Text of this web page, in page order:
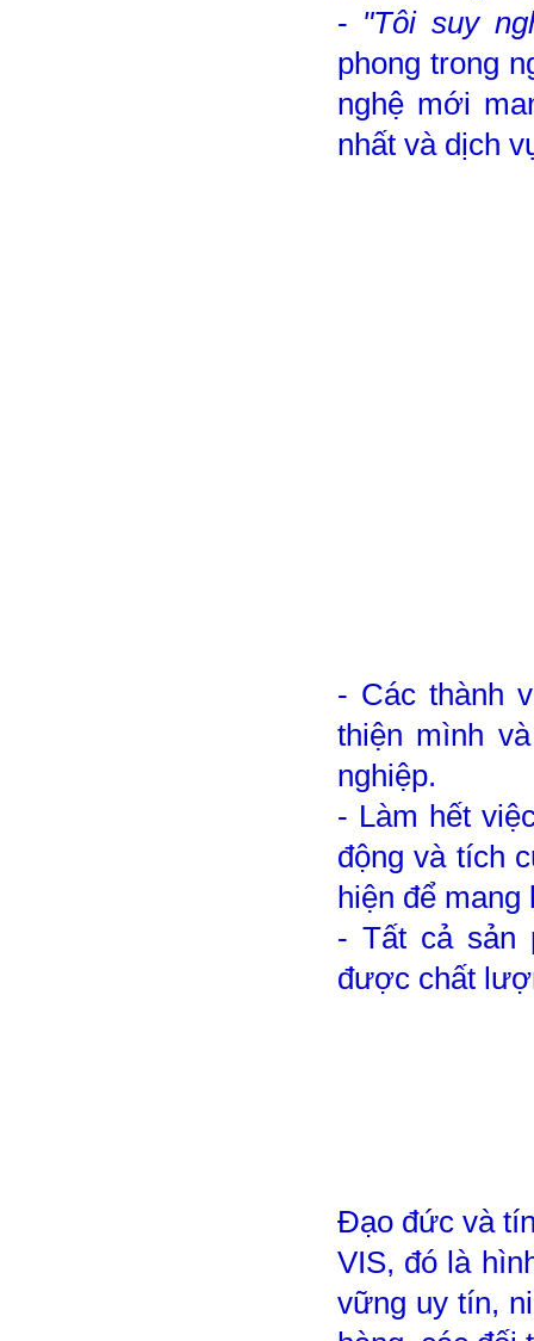
- "Tôi suy
phong trong
nghệ mới
nhất và dịch
- Các thành
thiện mình
nghiệp.
- Làm hết
động và tích
hiện để mang
- Tất cả sản
được chất
Đạo đức và
VIS, đó là
vững uy tín,